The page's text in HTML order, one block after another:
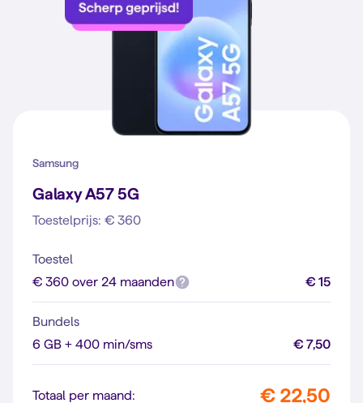
Samsung
Galaxy A57 5G
Toestelprijs: € 360
Toestel
€ 360 over 24 maanden
€ 15
Bundels
6 GB + 400 min/sms
€ 7,50
Totaal per maand: € 22,50